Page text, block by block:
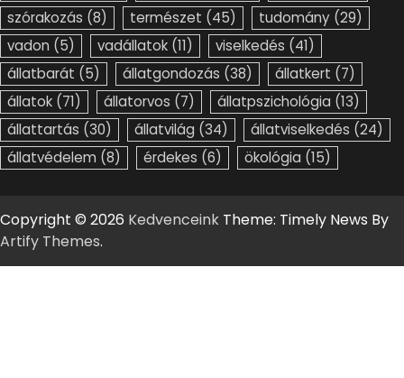
szórakozás (8) természet (45) tudomány (29)
vadon (5) vadállatok (11) viselkedés (41)
állatbarát (5) állatgondozás (38) állatkert (7)
állatok (71) állatorvos (7) állatpszichológia (13)
állattartás (30) állatvilág (34) állatviselkedés (24)
állatvédelem (8) érdekes (6) ökológia (15)
Copyright © 2026 Kedvenceink Theme: Timely News By
Artify Themes.